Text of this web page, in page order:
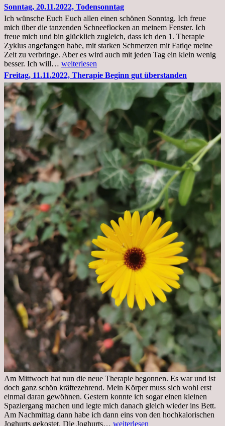
Krankenhaus
stationär
Sonntag, 20.11.2022, Todensonntag
Ich wünsche Euch Euch allen einen schönen Sonntag. Ich freue
mich über die tanzenden Schneeflocken an meinem Fenster. Ich
freue mich und bin glücklich zugleich, dass ich den 1. Therapie
Zyklus angefangen habe, mit starken Schmerzen mit Fatiqe meine
Zeit zu verbringe. Aber es wird auch mit jeden Tag ein klein wenig
besser. Ich will… Sonntag,
20.11.2022,
Todensonntag
weiterlesen
Freitag, 11.11.2022, Therapie Beginn gut überstanden
Am Mittwoch hat nun die neue Therapie begonnen. Es war und ist
doch ganz schön kräftezehrend. Mein Körper muss sich wohl erst
einmal daran gewöhnen. Gestern konnte ich sogar einen kleinen
Spaziergang machen und legte mich danach gleich wieder ins Bett.
Am Nachmittag dann habe ich dann eins von den hochkalorischen
Joghurts gekostet. Die Joghurts… Freitag,
weiterlesen